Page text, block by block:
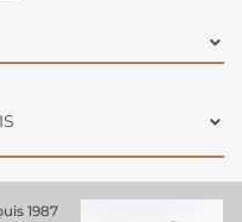
contre les
entretenir, un simple coup de
votre table avec élégance.
1987